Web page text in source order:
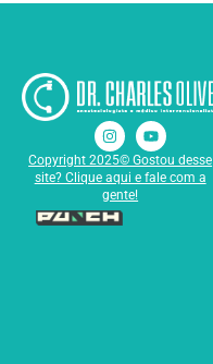
Copyright 2025© Gostou desse
site? Clique aqui e fale com a
gente!